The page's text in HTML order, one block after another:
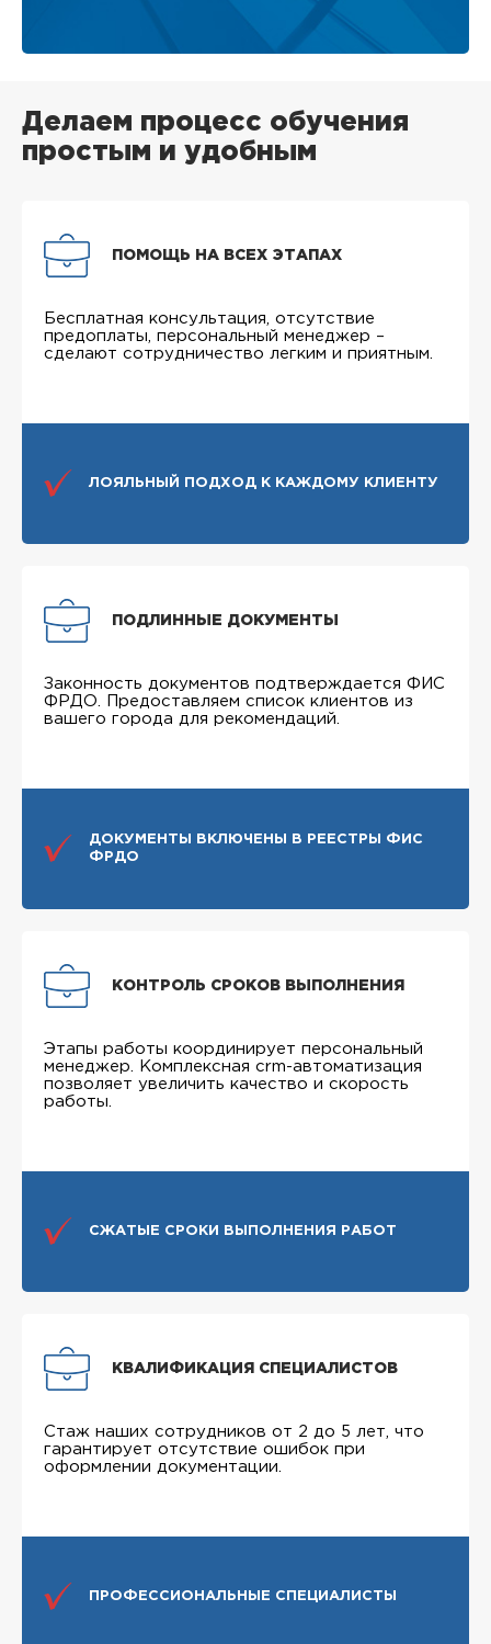
Делаем процесс обучения
простым и удобным
ПОМОЩЬ НА ВСЕХ ЭТАПАХ
Бесплатная консультация, отсутствие
предоплаты, персональный менеджер –
сделают сотрудничество легким и приятным.
ЛОЯЛЬНЫЙ ПОДХОД К КАЖДОМУ КЛИЕНТУ
ПОДЛИННЫЕ ДОКУМЕНТЫ
Законность документов подтверждается ФИС
ФРДО. Предоставляем список клиентов из
вашего города для рекомендаций.
ДОКУМЕНТЫ ВКЛЮЧЕНЫ В РЕЕСТРЫ ФИС
ФРДО
КОНТРОЛЬ СРОКОВ ВЫПОЛНЕНИЯ
Этапы работы координирует персональный
менеджер. Комплексная crm-автоматизация
позволяет увеличить качество и скорость
работы.
СЖАТЫЕ СРОКИ ВЫПОЛНЕНИЯ РАБОТ
КВАЛИФИКАЦИЯ СПЕЦИАЛИСТОВ
Стаж наших сотрудников от 2 до 5 лет, что
гарантирует отсутствие ошибок при
оформлении документации.
ПРОФЕССИОНАЛЬНЫЕ СПЕЦИАЛИСТЫ